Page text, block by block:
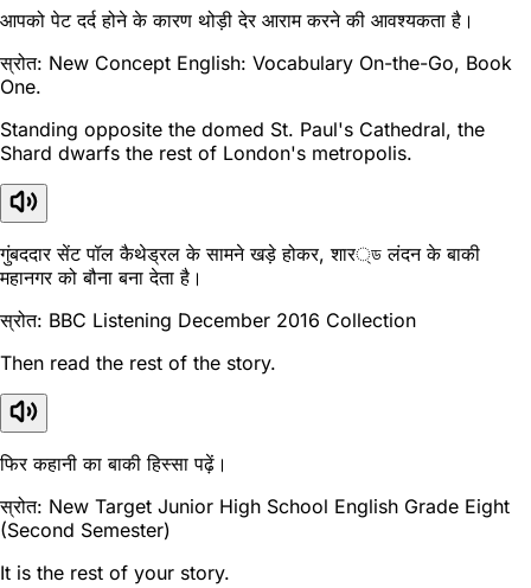
आपको पेट दर्द होने के कारण थोड़ी देर आराम करने की आवश्यकता है।
स्रोत: New Concept English: Vocabulary On-the-Go, Book
One.
Standing opposite the domed St. Paul's Cathedral, the
Shard dwarfs the rest of London's metropolis.
गुंबददार सेंट पॉल कैथेड्रल के सामने खड़े होकर, शार্ড लंदन के बाकी
महानगर को बौना बना देता है।
स्रोत: BBC Listening December 2016 Collection
Then read the rest of the story.
फिर कहानी का बाकी हिस्सा पढ़ें।
स्रोत: New Target Junior High School English Grade Eight
(Second Semester)
It is the rest of your story.